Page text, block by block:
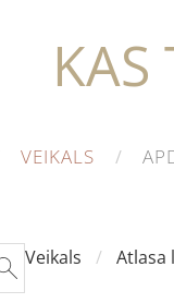
KAS
VEIKALS
Veikals Atlasa